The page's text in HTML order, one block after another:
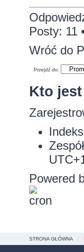
Posty: 11
Wróć do
Przejdź do:
Kto
Powered
STRONA GŁÓWNA